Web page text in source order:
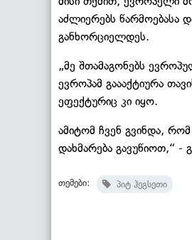
აძლიერებს წარმოებასა
განხორციელდეს.
„მე შთამაგონებს
ევროპამ გაააქტიურა
ეფექტურიც კი იყო.
ამიტომ ჩვენ გვინდა,
დახმარება გავუწიოთ,“ -
თემები: პიტ ჰეგსეთი